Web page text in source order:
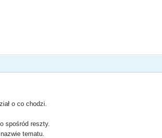
o co chodzi.
spośród reszty.
tematu.